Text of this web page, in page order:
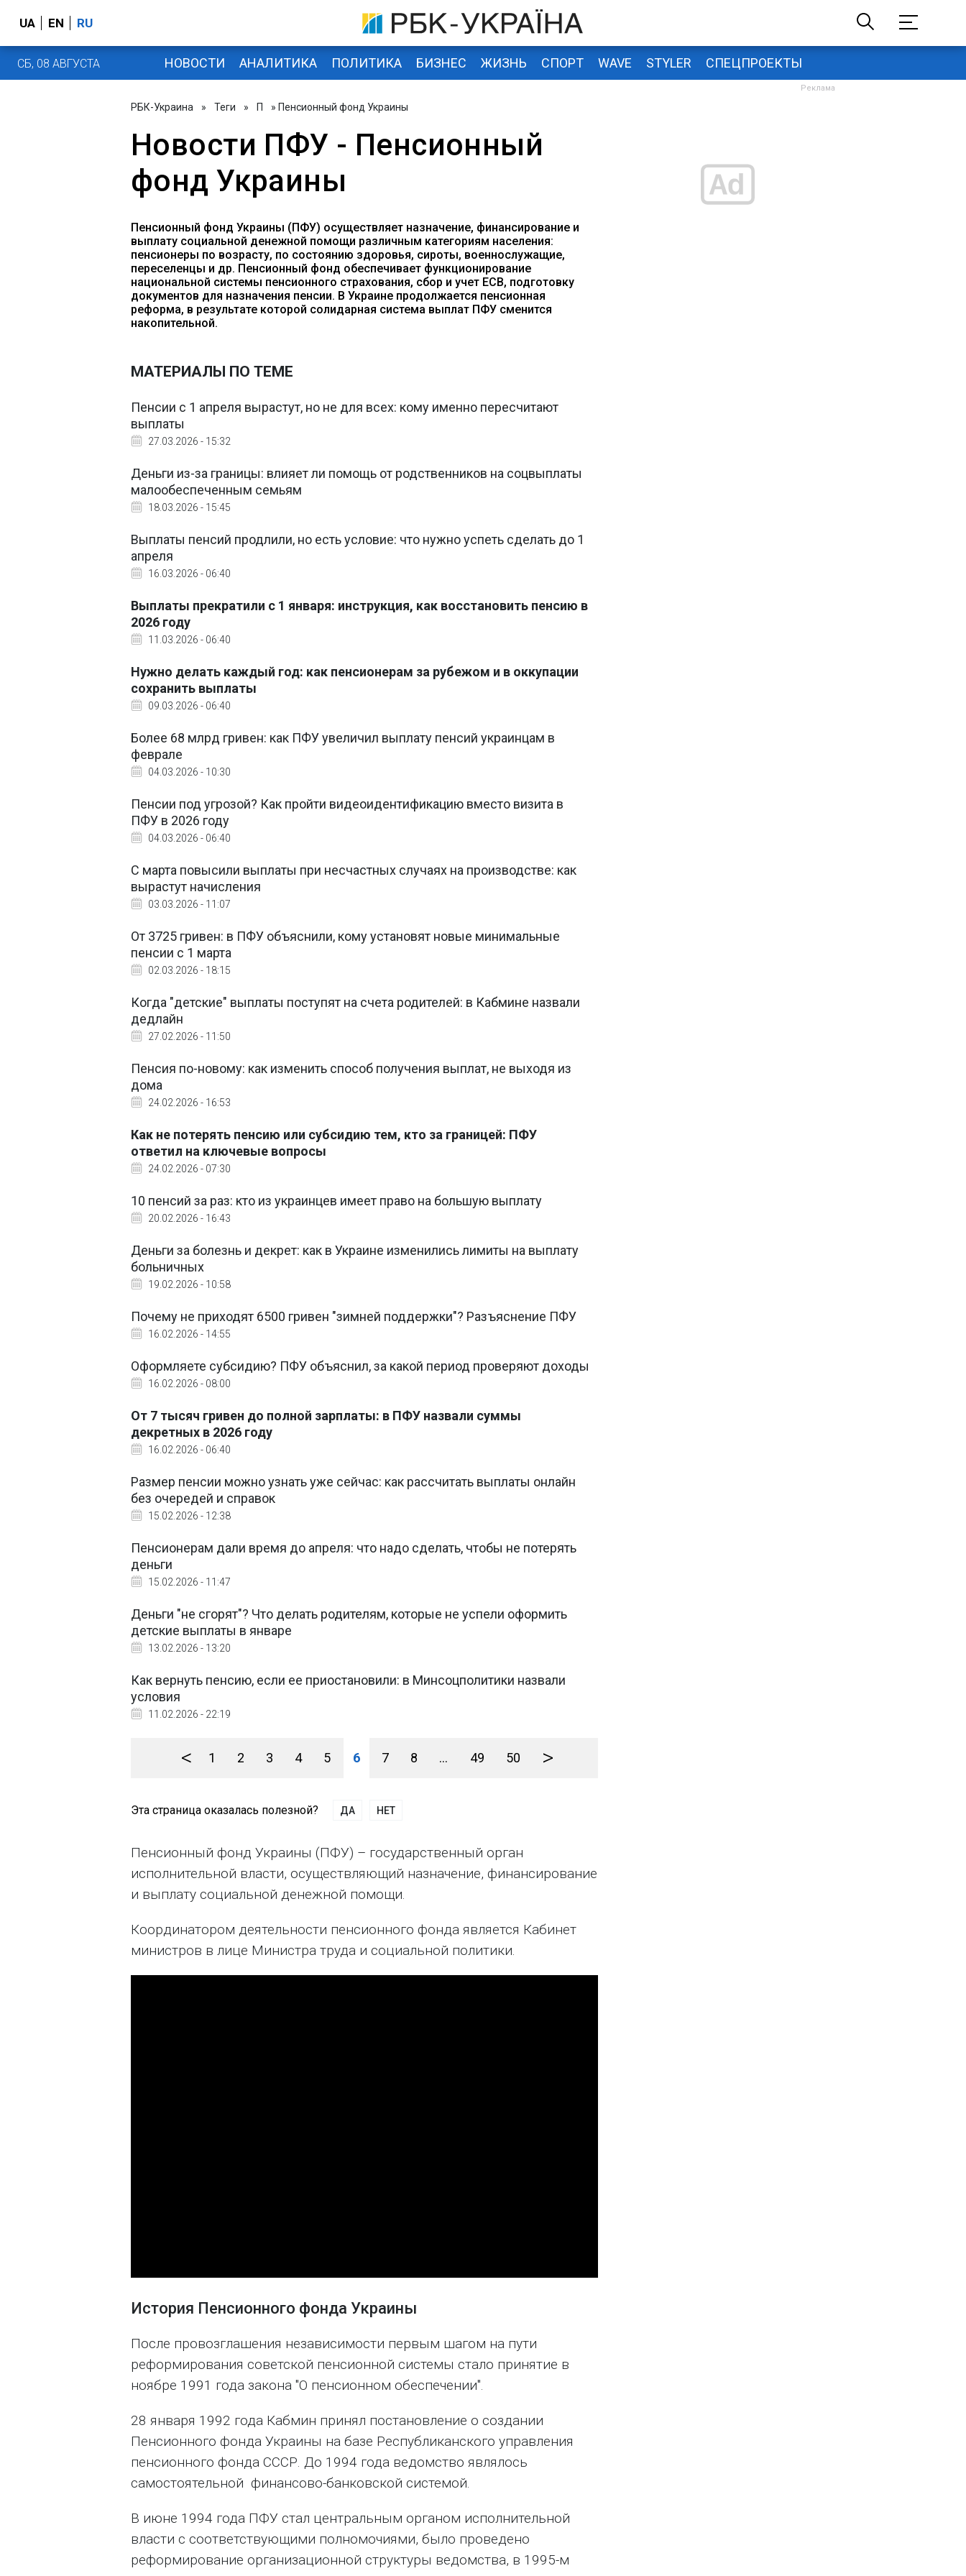
UA EN RU
СБ, 08 АВГУСТА НОВОСТИ АНАЛИТИКА ПОЛИТИКА БИЗНЕС ЖИЗНЬ СПОРТ WAVE STYLER СПЕЦПРОЕКТЫ
РБК-Украина » Теги » П » Пенсионный фонд Украины
Новости ПФУ - Пенсионный
фонд Украины
Пенсионный фонд Украины (ПФУ) осуществляет назначение, финансирование и
выплату социальной денежной помощи различным категориям населения:
пенсионеры по возрасту, по состоянию здоровья, сироты, военнослужащие,
переселенцы и др. Пенсионный фонд обеспечивает функционирование
национальной системы пенсионного страхования, сбор и учет ЕСВ, подготовку
документов для назначения пенсии. В Украине продолжается пенсионная
реформа, в результате которой солидарная система выплат ПФУ сменится
накопительной.
МАТЕРИАЛЫ ПО ТЕМЕ
Пенсии с 1 апреля вырастут, но не для всех: кому именно пересчитают
выплаты
27.03.2026 - 15:32
Деньги из-за границы: влияет ли помощь от родственников на соцвыплаты
малообеспеченным семьям
18.03.2026 - 15:45
Выплаты пенсий продлили, но есть условие: что нужно успеть сделать до 1
апреля
16.03.2026 - 06:40
Выплаты прекратили с 1 января: инструкция, как восстановить пенсию в
2026 году
11.03.2026 - 06:40
Нужно делать каждый год: как пенсионерам за рубежом и в оккупации
сохранить выплаты
09.03.2026 - 06:40
Более 68 млрд гривен: как ПФУ увеличил выплату пенсий украинцам в
феврале
04.03.2026 - 10:30
Пенсии под угрозой? Как пройти видеоидентификацию вместо визита в
ПФУ в 2026 году
04.03.2026 - 06:40
С марта повысили выплаты при несчастных случаях на производстве: как
вырастут начисления
03.03.2026 - 11:07
От 3725 гривен: в ПФУ объяснили, кому установят новые минимальные
пенсии с 1 марта
02.03.2026 - 18:15
Когда "детские" выплаты поступят на счета родителей: в Кабмине назвали
дедлайн
27.02.2026 - 11:50
Пенсия по-новому: как изменить способ получения выплат, не выходя из
дома
24.02.2026 - 16:53
Как не потерять пенсию или субсидию тем, кто за границей: ПФУ
ответил на ключевые вопросы
24.02.2026 - 07:30
10 пенсий за раз: кто из украинцев имеет право на большую выплату
20.02.2026 - 16:43
Деньги за болезнь и декрет: как в Украине изменились лимиты на выплату
больничных
19.02.2026 - 10:58
Почему не приходят 6500 гривен "зимней поддержки"? Разъяснение ПФУ
16.02.2026 - 14:55
Оформляете субсидию? ПФУ объяснил, за какой период проверяют доходы
16.02.2026 - 08:00
От 7 тысяч гривен до полной зарплаты: в ПФУ назвали суммы
декретных в 2026 году
16.02.2026 - 06:40
Размер пенсии можно узнать уже сейчас: как рассчитать выплаты онлайн
без очередей и справок
15.02.2026 - 12:38
Пенсионерам дали время до апреля: что надо сделать, чтобы не потерять
деньги
15.02.2026 - 11:47
Деньги "не сгорят"? Что делать родителям, которые не успели оформить
детские выплаты в январе
13.02.2026 - 13:20
Как вернуть пенсию, если ее приостановили: в Минсоцполитики назвали
условия
11.02.2026 - 22:19
< 1 2 3 4 5 6 7 8 ... 49 50 >
Эта страница оказалась полезной? ДА НЕТ
Пенсионный фонд Украины (ПФУ) – государственный орган
исполнительной власти, осуществляющий назначение, финансирование
и выплату социальной денежной помощи.
Координатором деятельности пенсионного фонда является Кабинет
министров в лице Министра труда и социальной политики.
История Пенсионного фонда Украины
После провозглашения независимости первым шагом на пути
реформирования советской пенсионной системы стало принятие в
ноябре 1991 года закона "О пенсионном обеспечении".
28 января 1992 года Кабмин принял постановление о создании
Пенсионного фонда Украины на базе Республиканского управления
пенсионного фонда СССР. До 1994 года ведомство являлось
самостоятельной финансово-банковской системой.
В июне 1994 года ПФУ стал центральным органом исполнительной
власти с соответствующими полномочиями, было проведено
реформирование организационной структуры ведомства, в 1995-м